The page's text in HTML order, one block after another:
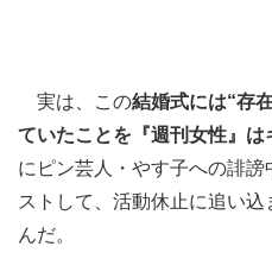
実は、この結婚式には“存
ていたことを『週刊女性』は
にピン芸人・やす子への誹
ストして、活動休止に追い
んだ。